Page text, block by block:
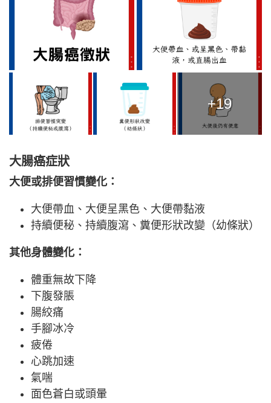
+19
大腸癌症狀
大便或排便習慣變化：
大便帶血、大便呈黑色、大便帶黏液
持續便秘、持續腹瀉、糞便形狀改變（幼條狀）
其他身體變化：
體重無故下降
下腹發脹
腸絞痛
手腳冰冷
疲倦
心跳加速
氣喘
面色蒼白或頭暈